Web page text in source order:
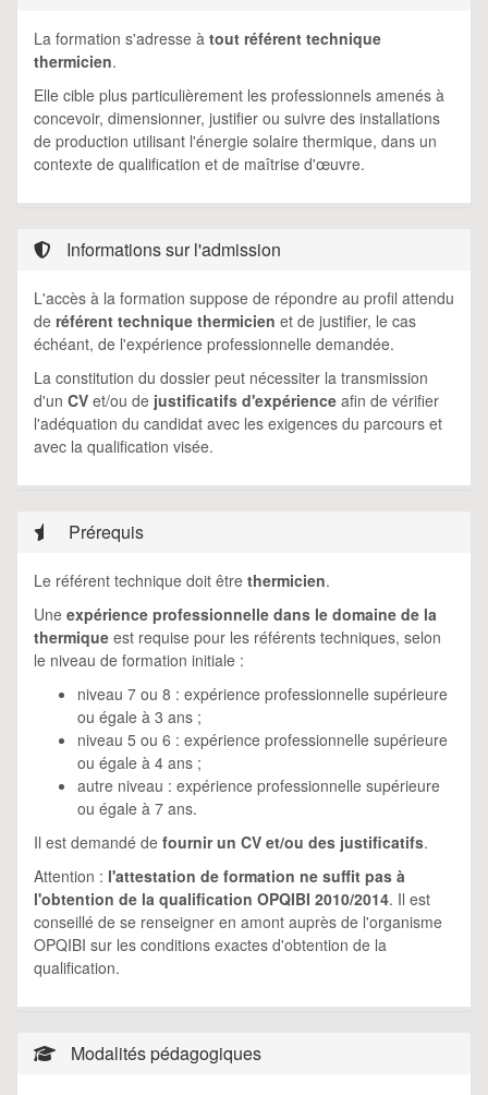
La formation s'adresse à tout référent technique
thermicien.
Elle cible plus particulièrement les professionnels amenés à
concevoir, dimensionner, justifier ou suivre des installations
de production utilisant l'énergie solaire thermique, dans un
contexte de qualification et de maîtrise d'œuvre.
Informations sur l'admission
L'accès à la formation suppose de répondre au profil attendu
de référent technique thermicien et de justifier, le cas
échéant, de l'expérience professionnelle demandée.
La constitution du dossier peut nécessiter la transmission
d'un CV et/ou de justificatifs d'expérience afin de vérifier
l'adéquation du candidat avec les exigences du parcours et
avec la qualification visée.
Prérequis
Le référent technique doit être thermicien.
Une expérience professionnelle dans le domaine de la
thermique est requise pour les référents techniques, selon
le niveau de formation initiale :
niveau 7 ou 8 : expérience professionnelle supérieure
ou égale à 3 ans ;
niveau 5 ou 6 : expérience professionnelle supérieure
ou égale à 4 ans ;
autre niveau : expérience professionnelle supérieure
ou égale à 7 ans.
Il est demandé de fournir un CV et/ou des justificatifs.
Attention : l'attestation de formation ne suffit pas à
l'obtention de la qualification OPQIBI 2010/2014. Il est
conseillé de se renseigner en amont auprès de l'organisme
OPQIBI sur les conditions exactes d'obtention de la
qualification.
Modalités pédagogiques